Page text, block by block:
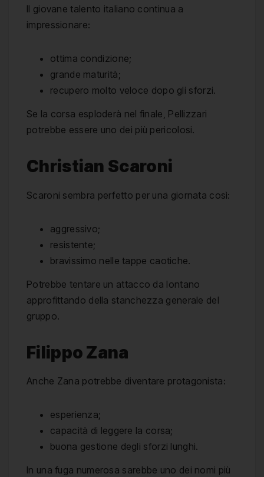
Il giovane talento italiano continua a
impressionare:
ottima condizione;
grande maturità;
recupero molto veloce dopo gli sforzi.
Se la corsa esploderà nel finale, Pellizzari
potrebbe essere uno dei più pericolosi.
Christian Scaroni
Scaroni sembra perfetto per una giornata così:
aggressivo;
resistente;
bravissimo nelle tappe caotiche.
Potrebbe tentare un attacco da lontano
approfittando della stanchezza generale del
gruppo.
Filippo Zana
Anche Zana potrebbe diventare protagonista:
esperienza;
capacità di leggere la corsa;
buona gestione degli sforzi lunghi.
In una fuga numerosa sarebbe uno dei nomi più